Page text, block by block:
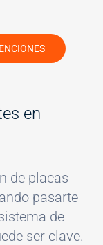
en
de placas
pasarte
de
ser clave.